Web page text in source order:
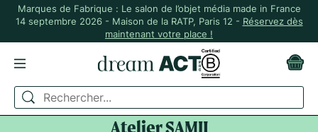
Marques de Fabrique : Le salon de l’objet média made in France
14 septembre 2026 - Maison de la RATP, Paris 12 - Réservez dès
maintenant votre place !
DREAM ACT A SELECTIONNÉ